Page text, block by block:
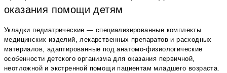
оказания помощи детям
Укладки педиатрические — специализированные комплекты
медицинских изделий, лекарственных препаратов и расходных
материалов, адаптированные под анатомо-физиологические
особенности детского организма для оказания первичной,
неотложной и экстренной помощи пациентам младшего возраста.